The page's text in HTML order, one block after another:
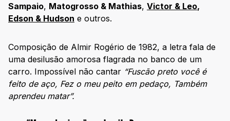
Sampaio, Matogrosso & Mathias, Victor & Leo,
Edson & Hudson e outros.
Composição de Almir Rogério de 1982, a letra fala de
uma desilusão amorosa flagrada no banco de um
carro. Impossível não cantar “Fuscão preto você é
feito de aço, Fez o meu peito em pedaço, Também
aprendeu matar”.